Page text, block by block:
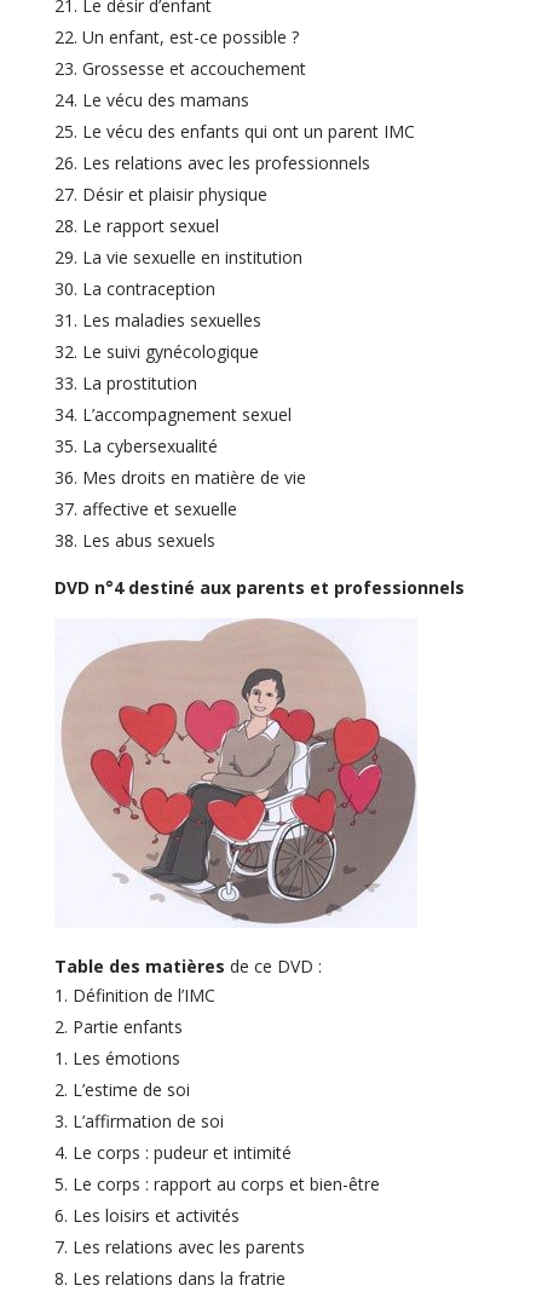
Le désir d’enfant
Un enfant, est-ce possible ?
Grossesse et accouchement
Le vécu des mamans
Le vécu des enfants qui ont un parent IMC
Les relations avec les professionnels
Désir et plaisir physique
Le rapport sexuel
La vie sexuelle en institution
La contraception
Les maladies sexuelles
Le suivi gynécologique
La prostitution
L’accompagnement sexuel
La cybersexualité
Mes droits en matière de vie
affective et sexuelle
Les abus sexuels
DVD n°4 destiné aux parents et professionnels
Table des matières de ce DVD :
Définition de l’IMC
Partie enfants
Les émotions
L’estime de soi
L’affirmation de soi
Le corps : pudeur et intimité
Le corps : rapport au corps et bien-être
Les loisirs et activités
Les relations avec les parents
Les relations dans la fratrie